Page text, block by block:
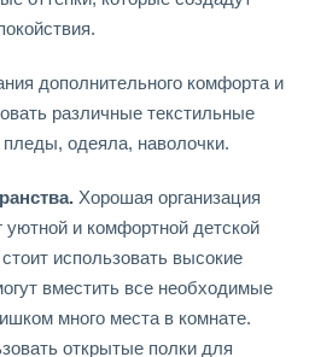
дополнительного комфорта и
различные текстильные
одеяла, наволочки.
Хорошая организация
уютной и комфортной детской
использовать высокие
вместить все необходимые
много места в комнате.
открытые полки для